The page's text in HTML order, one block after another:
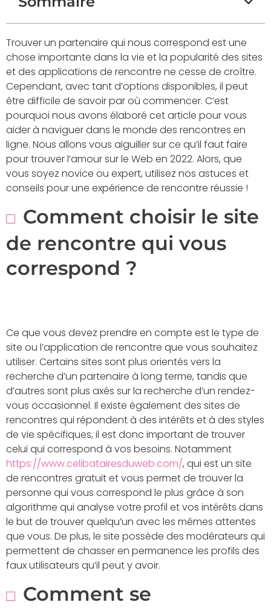
Trouver un partenaire qui nous correspond est une
chose importante dans la vie et la popularité des sites
et des applications de rencontre ne cesse de croître.
Cependant, avec tant d’options disponibles, il peut
être difficile de savoir par où commencer. C’est
pourquoi nous avons élaboré cet article pour vous
aider à naviguer dans le monde des rencontres en
ligne. Nous allons vous aiguiller sur ce qu’il faut faire
pour trouver l’amour sur le Web en 2022. Alors, que
vous soyez novice ou expert, utilisez nos astuces et
conseils pour une expérience de rencontre réussie !
Comment choisir le site
de rencontre qui vous
correspond ?
Ce que vous devez prendre en compte est le type de
site ou l’application de rencontre que vous souhaitez
utiliser. Certains sites sont plus orientés vers la
recherche d’un partenaire à long terme, tandis que
d’autres sont plus axés sur la recherche d’un rendez-
vous occasionnel. Il existe également des sites de
rencontres qui répondent à des intérêts et à des styles
de vie spécifiques, il est donc important de trouver
celui qui correspond à vos besoins. Notamment
https://www.celibatairesduweb.com/, qui est un site
de rencontres gratuit et vous permet de trouver la
personne qui vous correspond le plus grâce à son
algorithme qui analyse votre profil et vos intérêts dans
le but de trouver quelqu’un avec les mêmes attentes
que vous. De plus, le site possède des modérateurs qui
permettent de chasser en permanence les profils des
faux utilisateurs qu’il peut y avoir.
Comment se